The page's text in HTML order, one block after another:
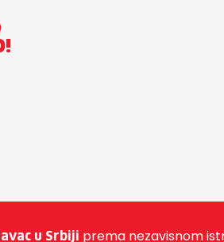
u Srbiji prema nezavisnom